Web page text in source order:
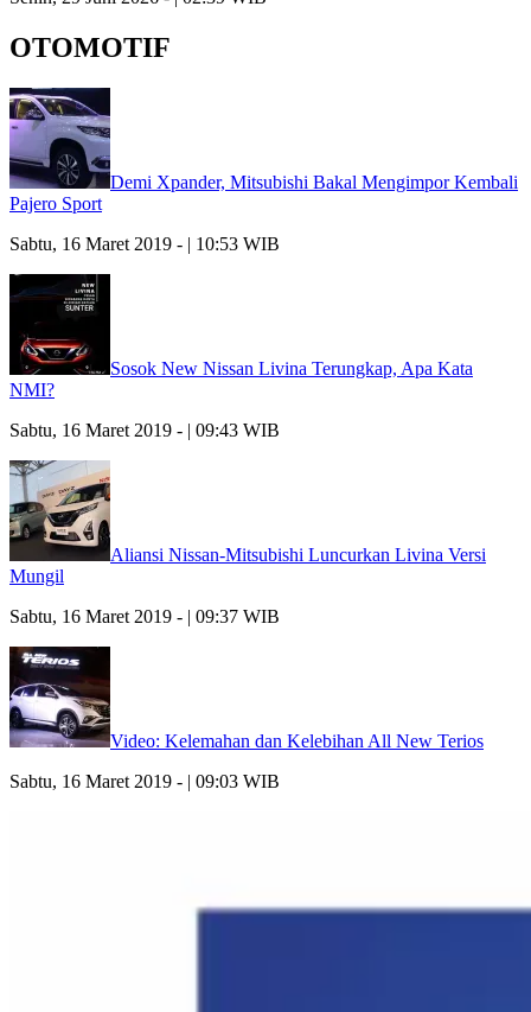
OTOMOTIF
Demi Xpander, Mitsubishi Bakal Mengimpor Kembali
Pajero Sport
Sabtu, 16 Maret 2019 - | 10:53 WIB
Sosok New Nissan Livina Terungkap, Apa Kata
NMI?
Sabtu, 16 Maret 2019 - | 09:43 WIB
Aliansi Nissan-Mitsubishi Luncurkan Livina Versi
Mungil
Sabtu, 16 Maret 2019 - | 09:37 WIB
Video: Kelemahan dan Kelebihan All New Terios
Sabtu, 16 Maret 2019 - | 09:03 WIB